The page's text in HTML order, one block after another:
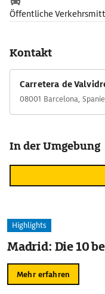
Öffentliche
Kontakt
Carretera de
08001 Barcelona,
In der Umgebung
Highlights
Madrid: Die 10
Mehr erfahren